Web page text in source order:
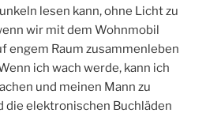
lesen kann, ohne Licht zu
wir mit dem Wohnmobil
engem Raum zusammenleben
ich wach werde, kann ich
und meinen Mann zu
die elektronischen Buchläden